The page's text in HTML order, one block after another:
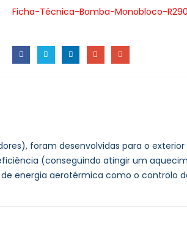
Ficha-Técnica-Bomba-Monobloco-R290
foram desenvolvidas para o
(conseguindo atingir um
energia aerotérmica como o controlo